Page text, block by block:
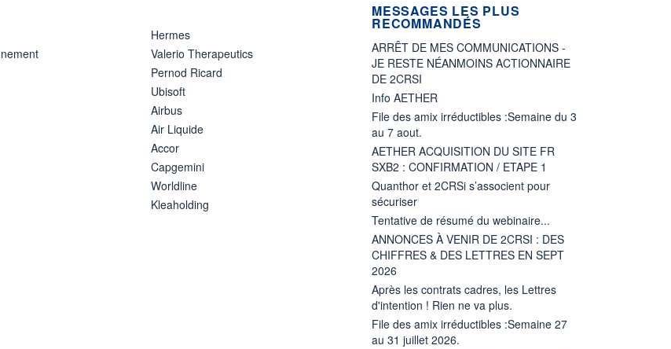
Hermes
Valerio Therapeutics
Pernod Ricard
Ubisoft
Airbus
Air Liquide
Accor
Capgemini
Worldline
Kleaholding
MESSAGES LES PLUS
RECOMMANDÉS
ARRÊT DE MES COMMUNICATIONS -
JE RESTE NÉANMOINS ACTIONNAIRE
DE 2CRSI
Info AETHER
File des amix irréductibles :Semaine du 3
au 7 aout.
AETHER ACQUISITION DU SITE FR
SXB2 : CONFIRMATION / ETAPE 1
Quanthor et 2CRSi s’associent pour
sécuriser
Tentative de résumé du webinaire...
ANNONCES À VENIR DE 2CRSI : DES
CHIFFRES & DES LETTRES EN SEPT
2026
Après les contrats cadres, les Lettres
d'intention ! Rien ne va plus.
File des amix irréductibles :Semaine 27
au 31 juillet 2026.